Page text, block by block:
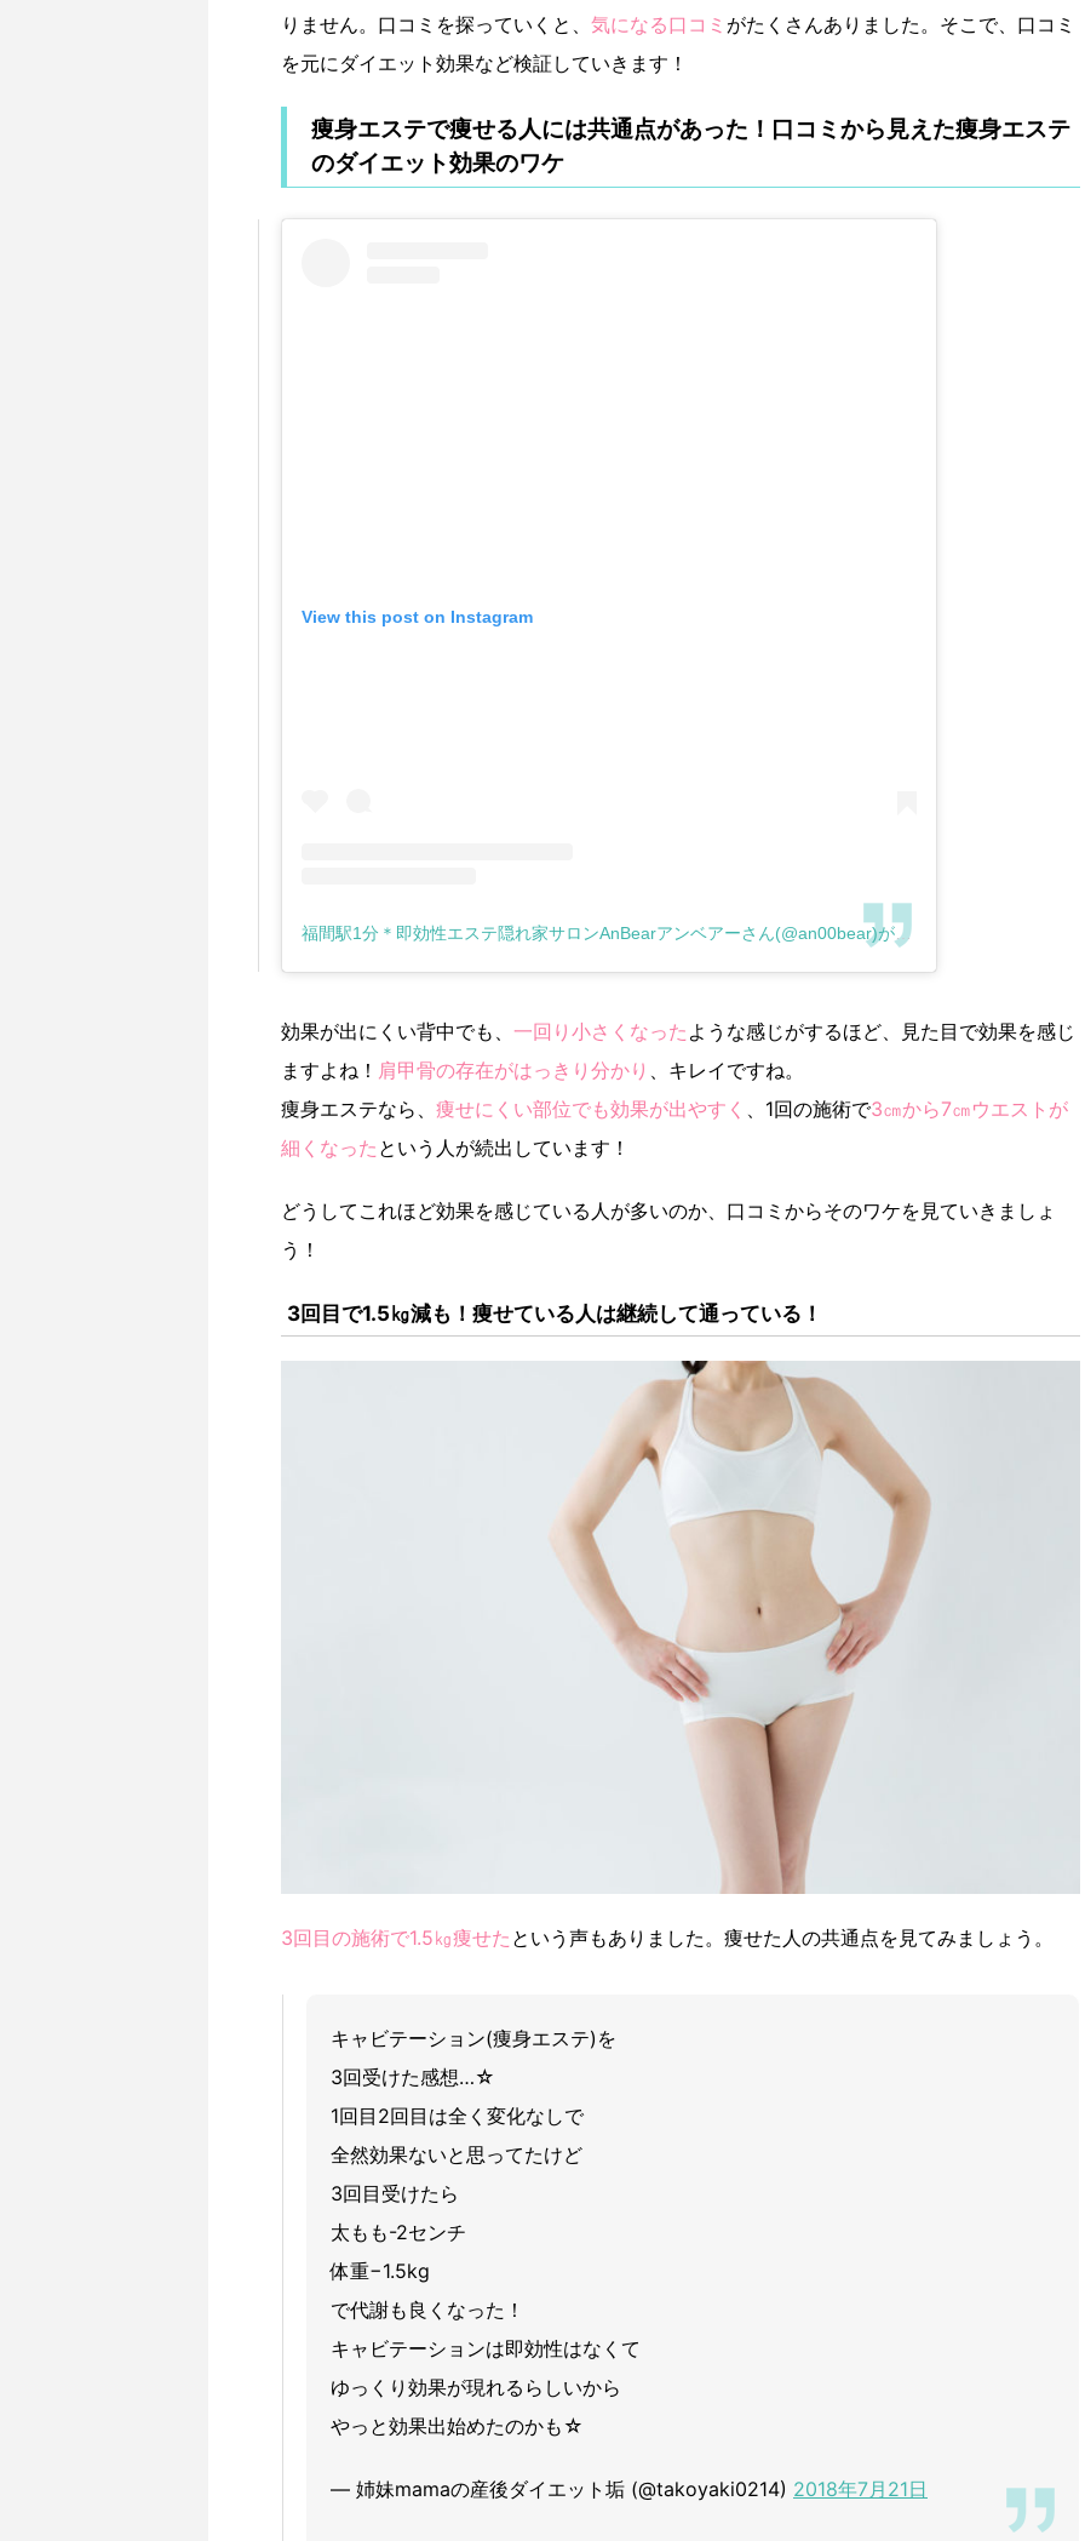
りません。口コミを探っていくと、 気になる口コミ がたくさんありました。そこで、口コミ
を元にダイエット効果など検証していきます！
痩身エステで痩せる人には共通点があった！口コミから見えた痩身エステ
のダイエット効果のワケ
View this post on Instagram
福間駅1分＊即効性エステ隠れ家サロンAnBearアンベアーさん(@an00bear)がシェアした投稿
効果が出にくい背中でも、 一回り小さくなった ような感じがするほど、見た目で効果を感じ
ますよね！ 肩甲骨の存在がはっきり分かり 、キレイですね。
痩身エステなら、 痩せにくい部位でも効果が出やすく 、1回の施術で3㎝から7㎝ウエストが
細くなった という人が続出しています！
どうしてこれほど効果を感じている人が多いのか、口コミからそのワケを見ていきましょ
う！
3回目で1.5㎏減も！痩せている人は継続して通っている！
3回目の施術で1.5㎏痩せた という声もありました。痩せた人の共通点を見てみましょう。
キャビテーション(痩身エステ)を
3回受けた感想…☆
1回目2回目は全く変化なしで
全然効果ないと思ってたけど
3回目受けたら
太もも-2センチ
体重−1.5kg
で代謝も良くなった！
キャビテーションは即効性はなくて
ゆっくり効果が現れるらしいから
やっと効果出始めたのかも☆
— 姉妹mamaの産後ダイエット垢 (@takoyaki0214) 2018年7月21日